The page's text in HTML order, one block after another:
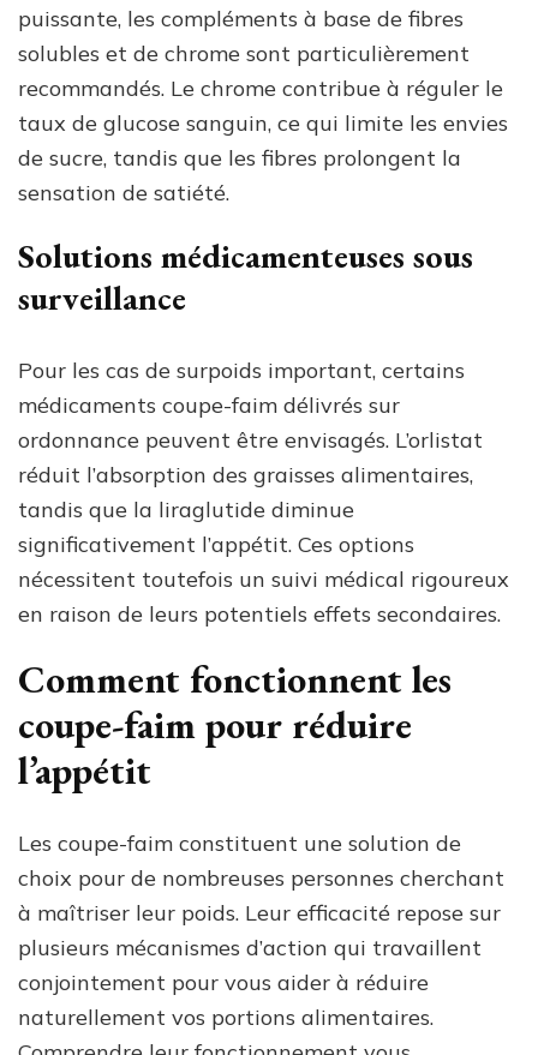
puissante, les compléments à base de fibres
solubles et de chrome sont particulièrement
recommandés. Le chrome contribue à réguler le
taux de glucose sanguin, ce qui limite les envies
de sucre, tandis que les fibres prolongent la
sensation de satiété.
Solutions médicamenteuses sous
surveillance
Pour les cas de surpoids important, certains
médicaments coupe-faim délivrés sur
ordonnance peuvent être envisagés. L’orlistat
réduit l’absorption des graisses alimentaires,
tandis que la liraglutide diminue
significativement l’appétit. Ces options
nécessitent toutefois un suivi médical rigoureux
en raison de leurs potentiels effets secondaires.
Comment fonctionnent les
coupe-faim pour réduire
l’appétit
Les coupe-faim constituent une solution de
choix pour de nombreuses personnes cherchant
à maîtriser leur poids. Leur efficacité repose sur
plusieurs mécanismes d’action qui travaillent
conjointement pour vous aider à réduire
naturellement vos portions alimentaires.